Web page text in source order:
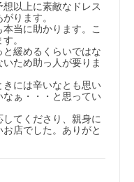
以上に素敵なドレス
ります。
当に助かります。こ
。
緩めるくらいではな
ため助っ人が要りま
には辛いなとも思い
なぁ・・・と思ってい
てくださり、親身に
店でした。ありがと